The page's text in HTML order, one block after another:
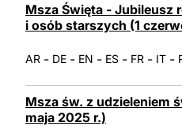
Msza Święta - Jubileusz
i osób starszych (1
AR - DE - EN - ES - FR - IT -
Msza św. z udzieleniem
maja 2025 r.)